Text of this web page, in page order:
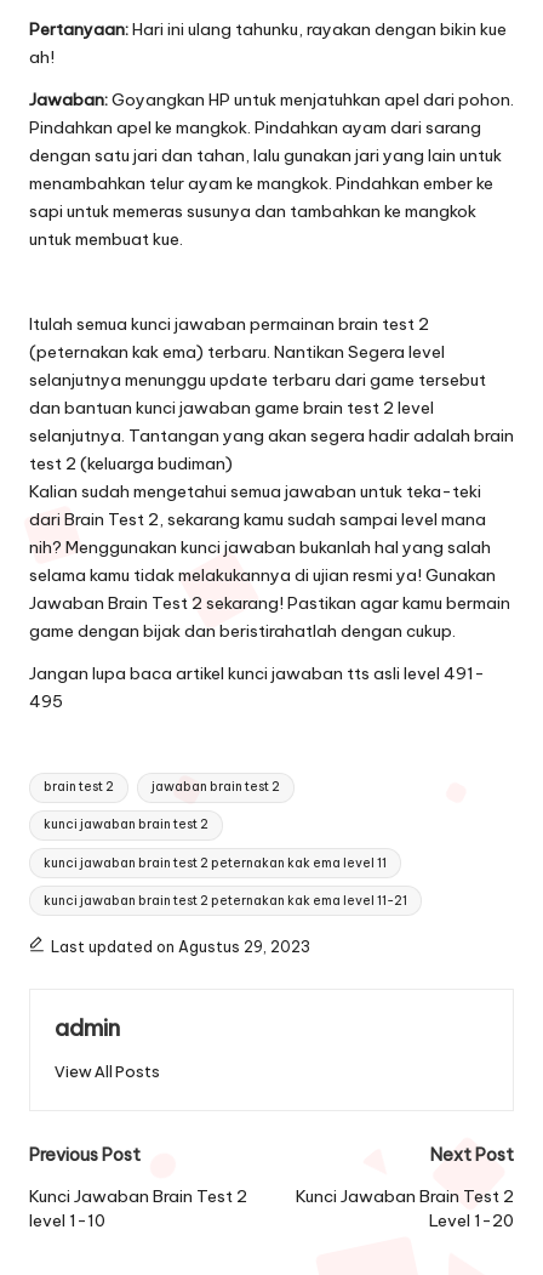
Pertanyaan:Hari ini ulang tahunku, rayakan dengan bikin kue
ah!
Jawaban:Goyangkan HP untuk menjatuhkan apel dari pohon.
Pindahkan apel ke mangkok. Pindahkan ayam dari sarang
dengan satu jari dan tahan, lalu gunakan jari yang lain untuk
menambahkan telur ayam ke mangkok. Pindahkan ember ke
sapi untuk memeras susunya dan tambahkan ke mangkok
untuk membuat kue.
Itulah semua kunci jawaban permainan brain test 2
(peternakan kak ema) terbaru. Nantikan Segera level
selanjutnya menunggu update terbaru dari game tersebut
dan bantuan kunci jawaban game brain test 2 level
selanjutnya. Tantangan yang akan segera hadir adalah brain
test 2 (keluarga budiman)
Kalian sudah mengetahui semua jawaban untuk teka-teki
dari Brain Test 2, sekarang kamu sudah sampai level mana
nih? Menggunakan kunci jawaban bukanlah hal yang salah
selama kamu tidak melakukannya di ujian resmi ya! Gunakan
Jawaban Brain Test 2 sekarang! Pastikan agar kamu bermain
game dengan bijak dan beristirahatlah dengan cukup.
Jangan lupa baca artikel kunci jawaban tts asli level 491-
495
Tags:
brain test 2 jawaban brain test 2
kunci jawaban brain test 2
kunci jawaban brain test 2 peternakan kak ema level 11
kunci jawaban brain test 2 peternakan kak ema level 11-21
Last updated on Agustus 29, 2023
admin
View All Posts
Post
navigation
Previous Post
Kunci Jawaban Brain Test 2
level 1-10
Next Post
Kunci Jawaban Brain Test 2
Level 1-20